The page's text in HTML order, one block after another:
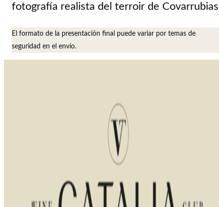
fotografía realista del terroir de
El formato de la presentación final puede variar por temas de
seguridad en el envío.